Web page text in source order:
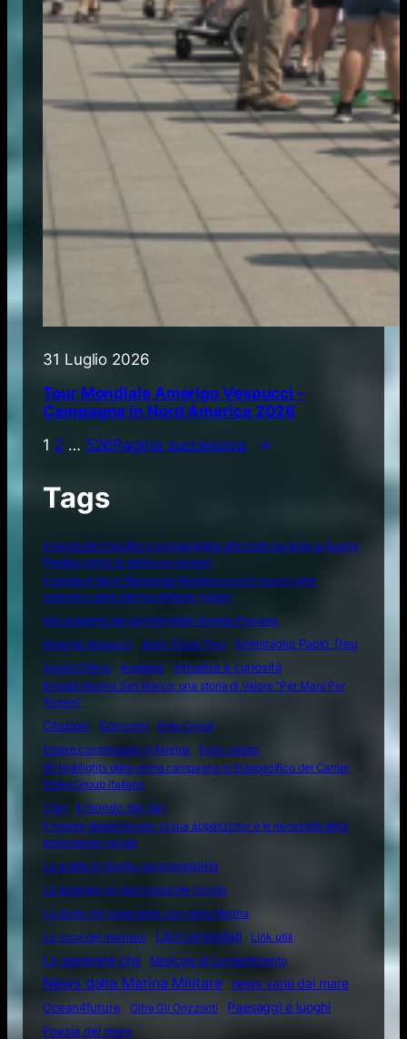
31 Luglio 2026
Tour Mondiale Amerigo Vespucci –
Campagna in Nord America 2026
1 2 … 526Pagina successiva →
Tags
A bordo del Dandolo il sommergibile utilizzato durante la Guerra
Fredda contro le minacce nucleari
A bordo di Nave Raimondo Montecuccoli il nuovo volto
operativo della Marina Militare (Video)
Alla scoperta del sommergibile Andrea Provana
Amerigo Vespucci
Amm. Paolo Treu
Ammiraglio Paolo Treu
Analisi Difesa
Aneddoti Attualità e curiosità
Brigata Marina San Marco: una storia di Valore "Per Mare Per
Terram"
Citazioni
Concorsi
Ente Circoli
Essere commissario in Marina
Frasi celebri
Gli highlights della prima campagna in Indopacifico del Carrier
Strike Group italiano
I fari
Il mondo dei fari
Il motore diesel navale: la sua apparizione e le necessità della
propulsione navale
La scelta di Giorgia sommergibilista
La spiaggia più pericolosa del mondo
La storia nel nome delle navi della Marina
La voce del marinaio
Libri consigliati Link utili
Lo sapevate che Medicina di Combattimento
News dalla Marina Militare
news varie dal mare
Ocean4future
Oltre Gli Orizzonti
Paesaggi e luoghi
Poesie del mare